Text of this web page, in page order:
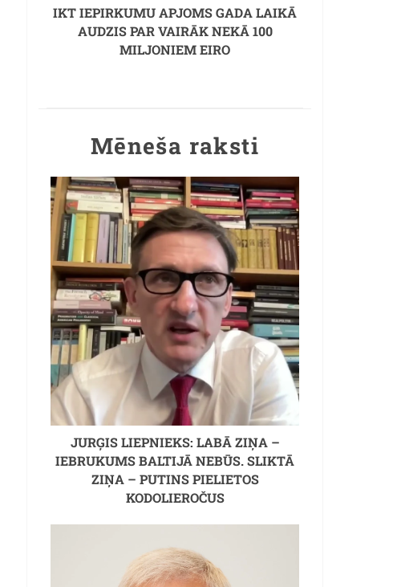
IKT IEPIRKUMU APJOMS GADA LAIKĀ
AUDZIS PAR VAIRĀK NEKĀ 100
MILJONIEM EIRO
Mēneša raksti
JURĢIS LIEPNIEKS: LABĀ ZIŅA –
IEBRUKUMS BALTIJĀ NEBŪS. SLIKTĀ
ZIŅA – PUTINS PIELIETOS
KODOLIEROČUS